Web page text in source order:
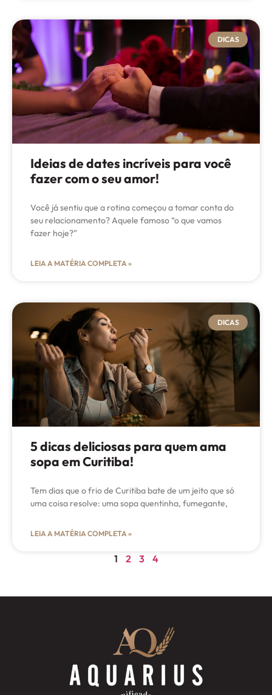
DICAS
Ideias de dates incríveis para você
fazer com o seu amor!
Você já sentiu que a rotina começou a tomar conta do
seu relacionamento? Aquele famoso “o que vamos
fazer hoje?”
LEIA A MATÉRIA COMPLETA »
DICAS
5 dicas deliciosas para quem ama
sopa em Curitiba!
Tem dias que o frio de Curitiba bate de um jeito que só
uma coisa resolve: uma sopa quentinha, fumegante,
LEIA A MATÉRIA COMPLETA »
1 2 3 4